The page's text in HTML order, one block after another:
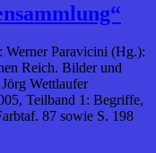
Werner Paravicini (Hg.):
Reich. Bilder und
Wettlaufer
Teilband 1: Begriffe,
87 sowie S. 198